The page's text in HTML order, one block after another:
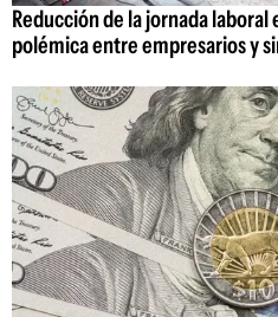
Reducción de la jornada
polémica entre empresarios y